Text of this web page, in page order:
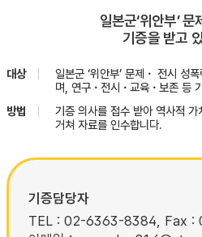
일본군‘위안부’
기증을 받고
대상
일본군 ‘위안부’ 문제・ 전시 성
며, 연구・전시・교육・보존 등
방법
기증 의사를 접수 받아 역사적
거쳐 자료를 인수합니다.
기증담당자
TEL : 02-6363-8384, Fax :